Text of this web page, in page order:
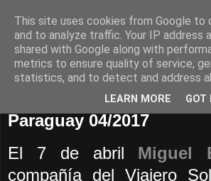
EL VIAJERO
Paraguay 04/2017
El 7 de abril Miguel
compañía del Viajero
This site uses cookies from Google to
and to analyze traffic. Your IP address
shared with Google along with
metrics to ensure quality of service,
statistics, and to detect and address
LEARN MORE GOT